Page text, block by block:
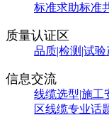
标准求助标准
质量认证区
品质|检测|试验
信息交流
线缆选型|施工
区线缆专业话